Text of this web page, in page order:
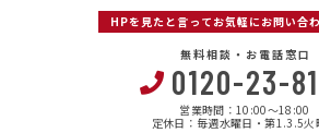
HPを見たと言ってお気軽にお問い合
無料相談・お電話窓口
0120-23-
営業時間：10:00〜18:00
定休日：毎週水曜日・第1.3.5火